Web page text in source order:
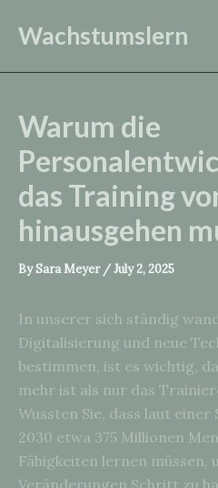
Wachstumslern
Warum die
das Training
hinausgehen
BySara Meyer /July 2, 2025
In unserer sich ständig
Digitalisierung und neue
bestimmen, ist es wichtig,
mehr ist als nur das
Wussten Sie, dass laut
2030 etwa 375 Millionen
Fähigkeiten lernen müssen,
Veränderungen Schritt zu